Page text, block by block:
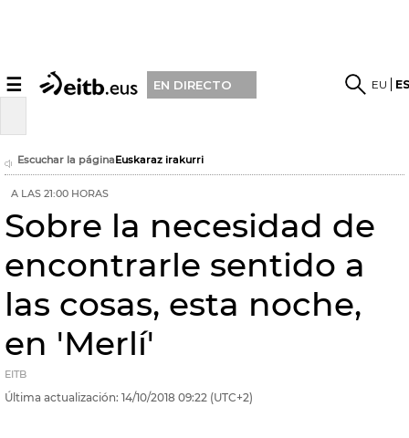
☰ EN DIRECTO EU
Escuchar la páginaEuskaraz irakurri
A LAS 21:00 HORAS
Sobre la necesidad de
encontrarle sentido a
las cosas, esta noche,
en 'Merlí'
EITB
Última actualización: 14/10/2018 09:22 (UTC+2)